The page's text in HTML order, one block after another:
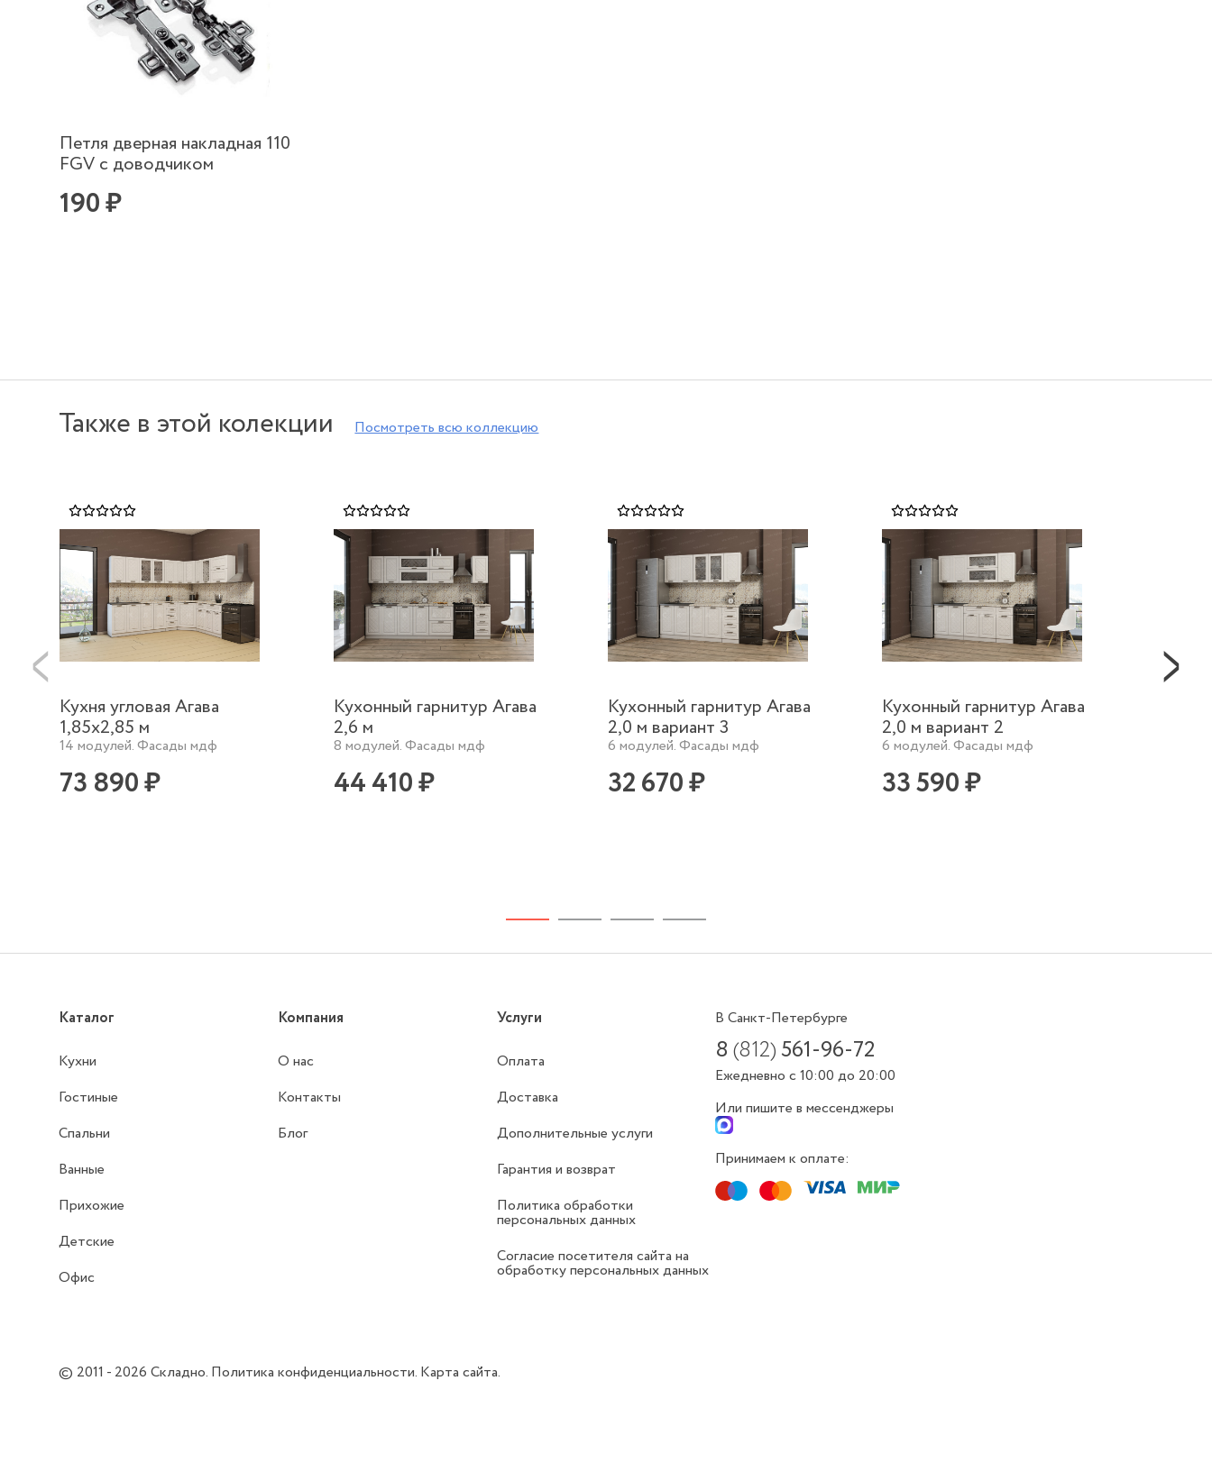
Петля дверная накладная 110
FGV с доводчиком
190 ₽
Также в этой колекции Посмотреть всю коллекцию
Кухня угловая Агава
1,85х2,85 м
14 модулей. Фасады мдф
73 890 ₽
Кухонный гарнитур Агава
2,6 м
8 модулей. Фасады мдф
44 410 ₽
Кухонный гарнитур Агава
2,0 м вариант 3
6 модулей. Фасады мдф
32 670 ₽
Кухонный гарнитур Агава
2,0 м вариант 2
6 модулей. Фасады мдф
33 590 ₽
Каталог
Кухни
Гостиные
Спальни
Ванные
Прихожие
Детские
Офис
Компания
О нас
Контакты
Блог
Услуги
Оплата
Доставка
Дополнительные услуги
Гарантия и возврат
Политика обработки
персональных данных
Согласие посетителя сайта на
обработку персональных данных
В Санкт-Петербурге
8(812) 561-96-72
Ежедневно с 10:00 до 20:00
Или пишите в мессенджеры
Принимаем к оплате:
© 2011 - 2026Складно. Политика конфиденциальности. Карта сайта.